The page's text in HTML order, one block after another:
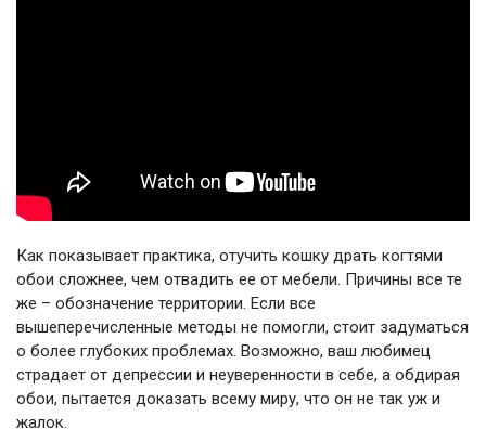
Как показывает практика, отучить кошку драть когтями
обои сложнее, чем отвадить ее от мебели. Причины все те
же – обозначение территории. Если все
вышеперечисленные методы не помогли, стоит задуматься
о более глубоких проблемах. Возможно, ваш любимец
страдает от депрессии и неуверенности в себе, а обдирая
обои, пытается доказать всему миру, что он не так уж и
жалок.